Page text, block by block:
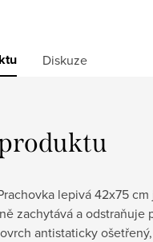
Diskuze
lepivá 42x75
zachytává a odstraňuje
antistaticky